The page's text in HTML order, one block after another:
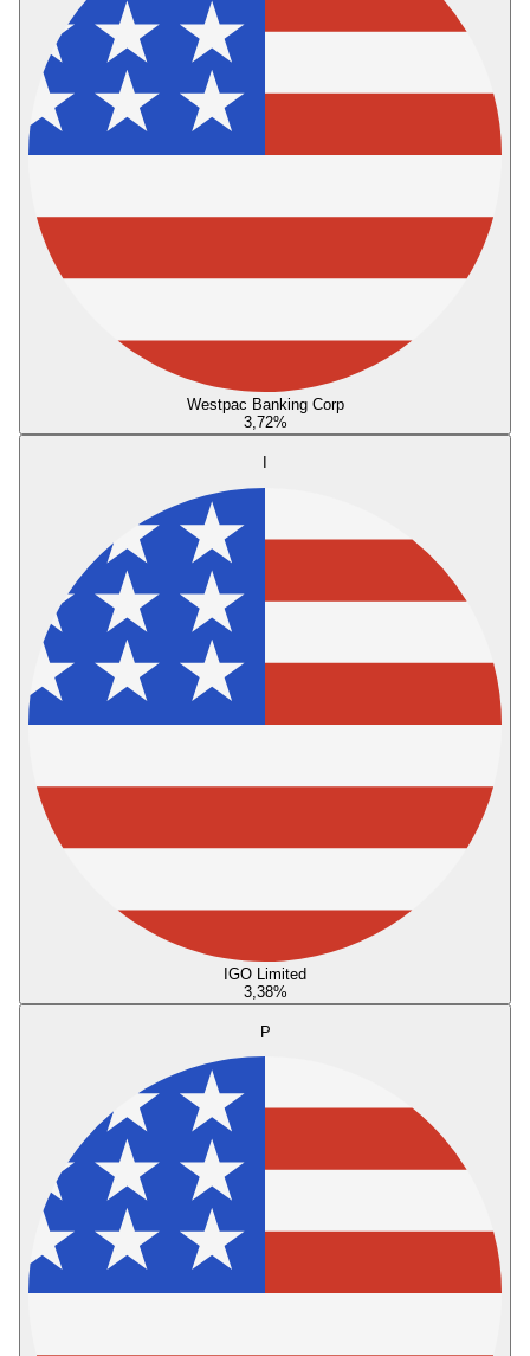
Westpac Banking Corp
3,72%
IGO Limited
3,38%
P